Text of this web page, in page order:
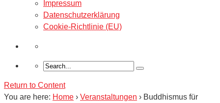
Impressum
Datenschutzerklärung
Cookie-Richtlinie (EU)
Return to Content
You are here: Home › Veranstaltungen › Buddhismus für